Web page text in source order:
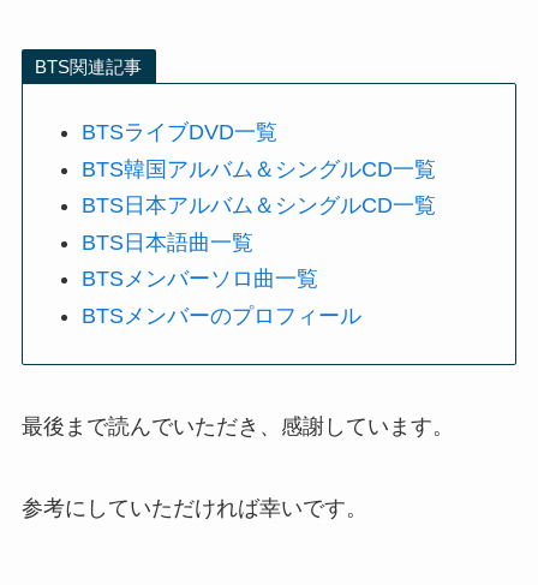
BTS関連記事
BTSライブDVD一覧
BTS韓国アルバム＆シングルCD一覧
BTS日本アルバム＆シングルCD一覧
BTS日本語曲一覧
BTSメンバーソロ曲一覧
BTSメンバーのプロフィール
最後まで読んでいただき、感謝しています。
参考にしていただければ幸いです。